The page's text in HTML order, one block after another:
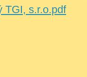
TGI, s.r.o.pdf